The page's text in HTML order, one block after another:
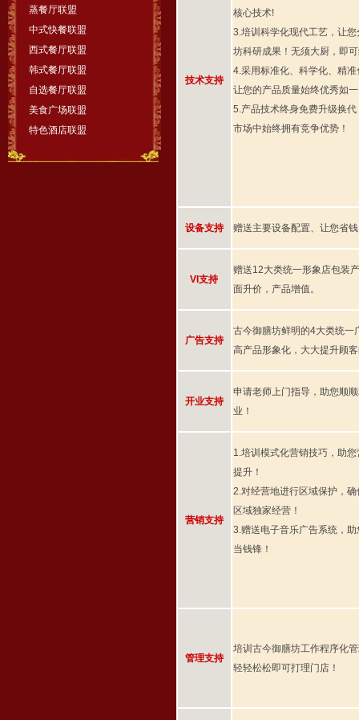
蒸餐厅联盟
中式快餐联盟
西式餐厅联盟
韩式餐厅联盟
自选餐厅联盟
美食广场联盟
特色酒店联盟
技术支持
核心技术!
3.培训科学化现代工艺，让
坊科研成果！无须大厨，即
4.采用标准化、科学化、精
让您的产品质量始终优秀如
5.产品技术终身免费升级换
市场中始终拥有竞争优势！
设备支持 赠送主要设备配置、让您省
VI支持
赠送12大类统一形象店包装
面升价，产品增值。
广告支持
古今御膳坊鲜明的4大类统一
高产品形象化，大大提升顾
开业支持
申请老师上门指导，助您顺
业！
营销支持
1.培训模式化营销技巧，助
提升！
2.对经营地进行区域保护，
区域独家经营！
3.赠送电子音乐广告系统，
当钱锋！
管理支持
培训古今御膳坊工作程序化
轻轻松松即可打理门店！